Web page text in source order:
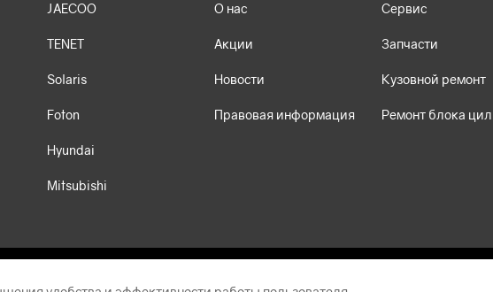
JAECOO
TENET
Solaris
Foton
Hyundai
Mitsubishi
О нас
Акции
Новости
Правовая информация
Сервис
Запчасти
Кузовной ремонт
Ремонт блока